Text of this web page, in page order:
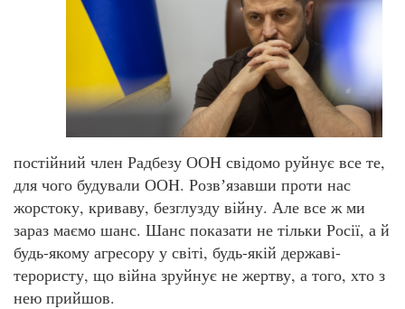
постійний член Радбезу ООН свідомо руйнує все те,
для чого будували ООН. Розвʼязавши проти нас
жорстоку, криваву, безглузду війну. Але все ж ми
зараз маємо шанс. Шанс показати не тільки Росії, а й
будь-якому агресору у світі, будь-якій державі-
терористу, що війна зруйнує не жертву, а того, хто з
нею прийшов.